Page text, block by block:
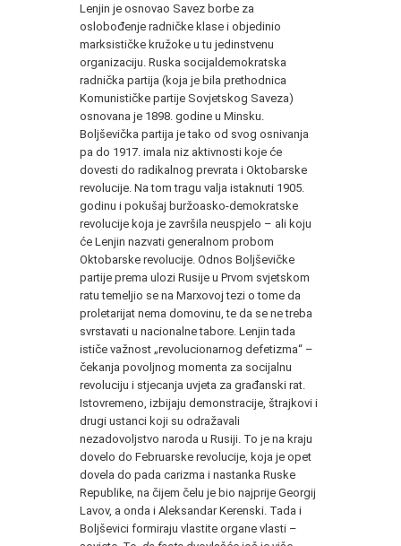
Lenjin je osnovao Savez borbe za
oslobođenje radničke klase i objedinio
marksističke kružoke u tu jedinstvenu
organizaciju. Ruska socijaldemokratska
radnička partija (koja je bila prethodnica
Komunističke partije Sovjetskog Saveza)
osnovana je 1898. godine u Minsku.
Boljševička partija je tako od svog osnivanja
pa do 1917. imala niz aktivnosti koje će
dovesti do radikalnog prevrata i Oktobarske
revolucije. Na tom tragu valja istaknuti 1905.
godinu i pokušaj buržoasko-demokratske
revolucije koja je završila neuspjelo – ali koju
će Lenjin nazvati generalnom probom
Oktobarske revolucije. Odnos Boljševičke
partije prema ulozi Rusije u Prvom svjetskom
ratu temeljio se na Marxovoj tezi o tome da
proletarijat nema domovinu, te da se ne treba
svrstavati u nacionalne tabore. Lenjin tada
ističe važnost „revolucionarnog defetizma“ –
čekanja povoljnog momenta za socijalnu
revoluciju i stjecanja uvjeta za građanski rat.
Istovremeno, izbijaju demonstracije, štrajkovi i
drugi ustanci koji su odražavali
nezadovoljstvo naroda u Rusiji. To je na kraju
dovelo do Februarske revolucije, koja je opet
dovela do pada carizma i nastanka Ruske
Republike, na čijem čelu je bio najprije Georgij
Lavov, a onda i Aleksandar Kerenski. Tada i
Boljševici formiraju vlastite organe vlasti –